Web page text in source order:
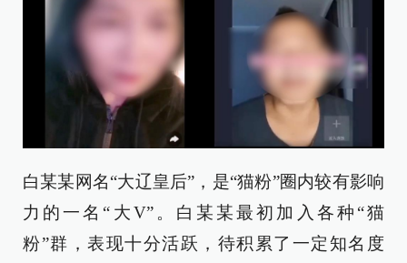
白某某网名“大辽皇后”，是“猫粉”圈内较有影响
力的一名“大V”。白某某最初加入各种“猫
粉”群，表现十分活跃，待积累了一定知名度